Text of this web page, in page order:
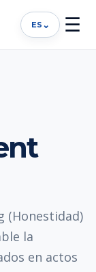
ES ⌄ ☰
(Honestidad)
la
en actos